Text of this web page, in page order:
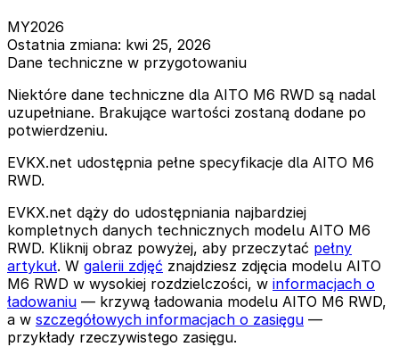
MY2026
Ostatnia zmiana: kwi 25, 2026
Dane techniczne w przygotowaniu
Niektóre dane techniczne dla AITO M6 RWD są nadal
uzupełniane. Brakujące wartości zostaną dodane po
potwierdzeniu.
EVKX.net udostępnia pełne specyfikacje dla AITO M6
RWD.
EVKX.net dąży do udostępniania najbardziej
kompletnych danych technicznych modelu AITO M6
RWD. Kliknij obraz powyżej, aby przeczytać pełny
artykuł. W galerii zdjęć znajdziesz zdjęcia modelu AITO
M6 RWD w wysokiej rozdzielczości, w informacjach o
ładowaniu — krzywą ładowania modelu AITO M6 RWD,
a w szczegółowych informacjach o zasięgu —
przykłady rzeczywistego zasięgu.